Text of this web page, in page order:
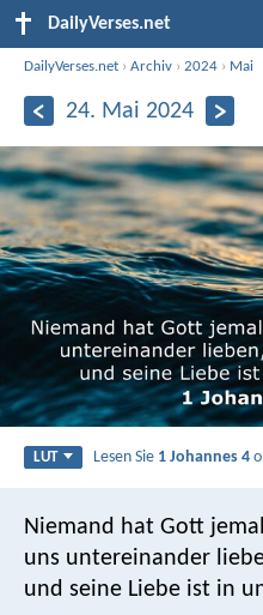
DailyVerses.net
DailyVerses.net ›Archiv ›2024 › Mai
24. Mai 2024
LUT Lesen Sie 1 Johannes 4
Niemand hat Gott
uns untereinander
und seine Liebe ist in